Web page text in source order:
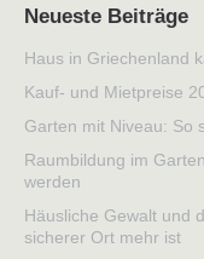
Neueste Beiträge
Haus in Griechenland
Kauf- und Mietpreise
Garten mit Niveau: So
Raumbildung im
werden
Häusliche Gewalt und
sicherer Ort mehr ist